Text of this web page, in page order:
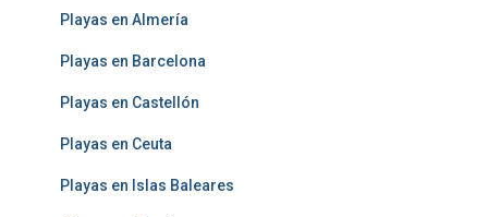
Playas en Almería
Playas en Barcelona
Playas en Castellón
Playas en Ceuta
Playas en Islas Baleares